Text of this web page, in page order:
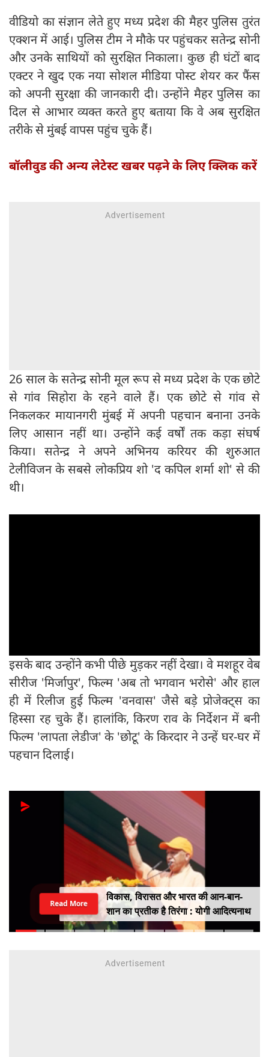
वीडियो का संज्ञान लेते हुए मध्य प्रदेश की मैहर पुलिस तुरंत
एक्शन में आई। पुलिस टीम ने मौके पर पहुंचकर सतेन्द्र सोनी
और उनके साथियों को सुरक्षित निकाला। कुछ ही घंटों बाद
एक्टर ने खुद एक नया सोशल मीडिया पोस्ट शेयर कर फैंस
को अपनी सुरक्षा की जानकारी दी। उन्होंने मैहर पुलिस का
दिल से आभार व्यक्त करते हुए बताया कि वे अब सुरक्षित
तरीके से मुंबई वापस पहुंच चुके हैं।
बॉलीवुड की अन्य लेटेस्ट खबर पढ़ने के लिए क्लिक करें
26 साल के सतेन्द्र सोनी मूल रूप से मध्य प्रदेश के एक छोटे
से गांव सिहोरा के रहने वाले हैं। एक छोटे से गांव से
निकलकर मायानगरी मुंबई में अपनी पहचान बनाना उनके
लिए आसान नहीं था। उन्होंने कई वर्षों तक कड़ा संघर्ष
किया। सतेन्द्र ने अपने अभिनय करियर की शुरुआत
टेलीविजन के सबसे लोकप्रिय शो 'द कपिल शर्मा शो' से की
थी।
इसके बाद उन्होंने कभी पीछे मुड़कर नहीं देखा। वे मशहूर वेब
सीरीज 'मिर्जापुर', फिल्म 'अब तो भगवान भरोसे' और हाल
ही में रिलीज हुई फिल्म 'वनवास' जैसे बड़े प्रोजेक्ट्स का
हिस्सा रह चुके हैं। हालांकि, किरण राव के निर्देशन में बनी
फिल्म 'लापता लेडीज' के 'छोटू' के किरदार ने उन्हें घर-घर में
पहचान दिलाई।
विकास, विरासत और भारत की आन-बान-
शान का प्रतीक है तिरंगा : योगी आदित्यनाथ
Read More